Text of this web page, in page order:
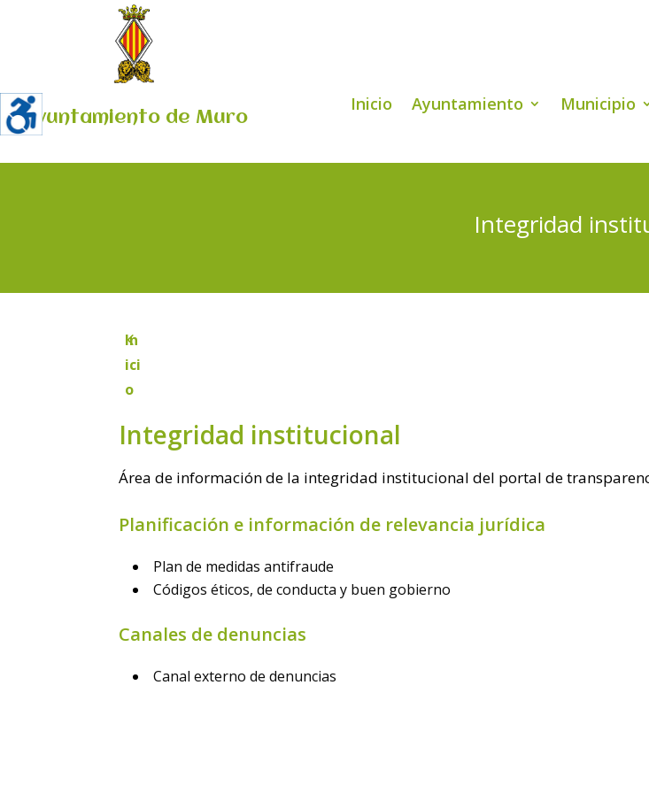
Ayuntamiento de Muro
Inicio Ayuntamiento Municipio
Integridad
4
In
ici
o
Integridad institucional
Área de información de la integridad institucional del portal de
Planificación e información de relevancia jurídica
Plan de medidas antifraude
Códigos éticos, de conducta y buen gobierno
Canales de denuncias
Canal externo de denuncias